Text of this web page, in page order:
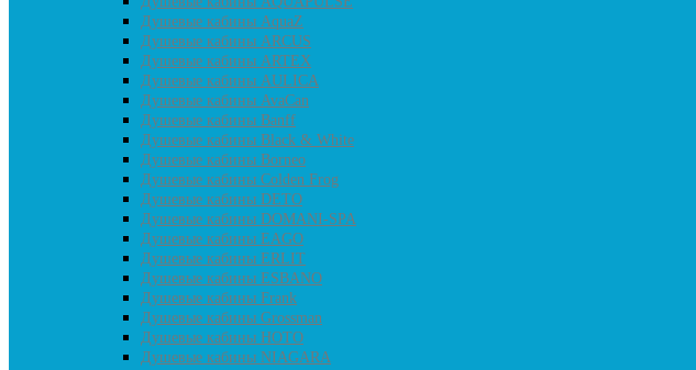
Душевые кабины AquaZ
Душевые кабины ARCUS
Душевые кабины ARTEX
Душевые кабины AULICA
Душевые кабины AvaCan
Душевые кабины Banff
Душевые кабины Black & White
Душевые кабины Borneo
Душевые кабины Colden Frog
Душевые кабины DETO
Душевые кабины DOMANI-SPA
Душевые кабины EAGO
Душевые кабины ERLIT
Душевые кабины ESBANO
Душевые кабины Frank
Душевые кабины Grossman
Душевые кабины HOTO
Душевые кабины NIAGARA